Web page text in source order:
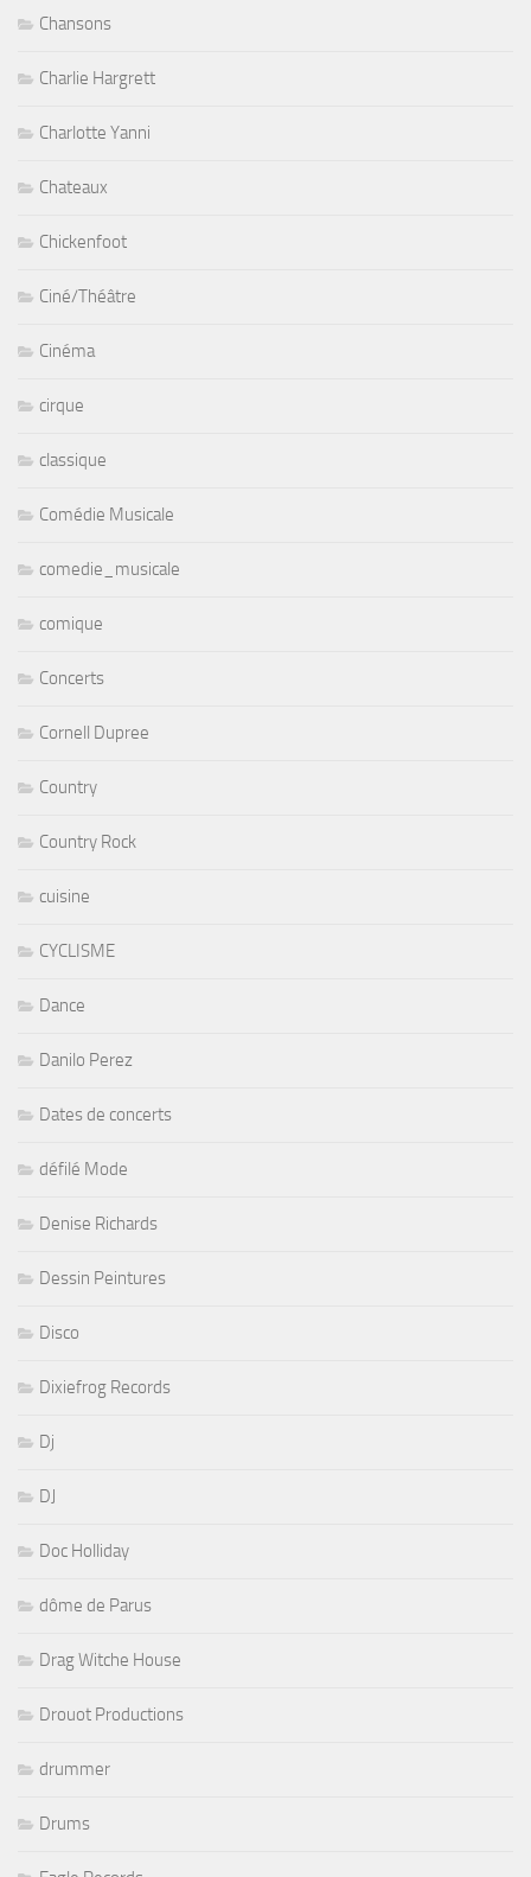
Chansons
Charlie Hargrett
Charlotte Yanni
Chateaux
Chickenfoot
Ciné/Théâtre
Cinéma
cirque
classique
Comédie Musicale
comedie_musicale
comique
Concerts
Cornell Dupree
Country
Country Rock
cuisine
CYCLISME
Dance
Danilo Perez
Dates de concerts
défilé Mode
Denise Richards
Dessin Peintures
Disco
Dixiefrog Records
Dj
DJ
Doc Holliday
dôme de Parus
Drag Witche House
Drouot Productions
drummer
Drums